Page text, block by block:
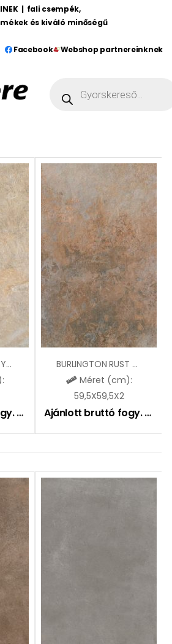
| fali csempék,
és kiváló minőségű
Facebook
Webshop partnereinknek
BURLINGTON IVORY 2.0
Ajánlott bruttó fogy. ár: 15100Ft
BURLINGTON RUST 2.0
Méret (cm):
59,5X59,5X2
Ajánlott bruttó fogy. ár: